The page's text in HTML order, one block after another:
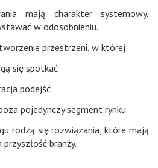
mają charakter systemowy,
w odosobnieniu.
przestrzeni, w której:
się spotkać
podejść
pojedynczy segment rynku
rodzą się rozwiązania, które mają
branży.